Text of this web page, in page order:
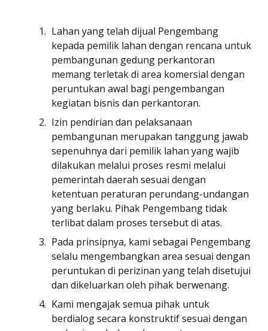
Lahan yang telah dijual Pengembang
kepada pemilik lahan dengan rencana untuk
pembangunan gedung perkantoran
memang terletak di area komersial dengan
peruntukan awal bagi pengembangan
kegiatan bisnis dan perkantoran.
Izin pendirian dan pelaksanaan
pembangunan merupakan tanggung jawab
sepenuhnya dari pemilik lahan yang wajib
dilakukan melalui proses resmi melalui
pemerintah daerah sesuai dengan
ketentuan peraturan perundang-undangan
yang berlaku. Pihak Pengembang tidak
terlibat dalam proses tersebut di atas.
Pada prinsipnya, kami sebagai Pengembang
selalu mengembangkan area sesuai dengan
peruntukan di perizinan yang telah disetujui
dan dikeluarkan oleh pihak berwenang.
Kami mengajak semua pihak untuk
berdialog secara konstruktif sesuai dengan